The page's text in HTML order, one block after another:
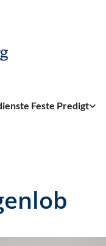
Feste Predigt